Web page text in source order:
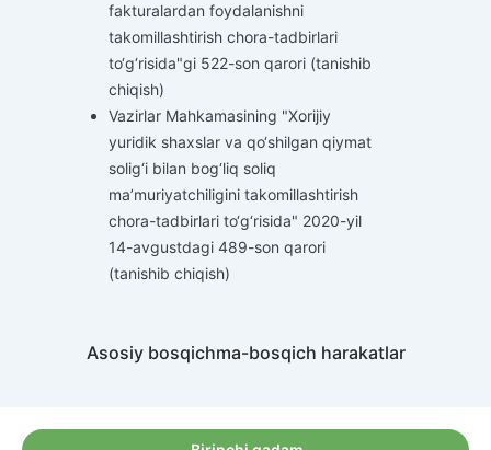
fakturalardan foydalanishni
takomillashtirish chora-tadbirlari
to‘g‘risida"gi 522-son qarori (tanishib
chiqish)
Vazirlar Mahkamasining "Xorijiy
yuridik shaxslar va qo‘shilgan qiymat
solig‘i bilan bog‘liq soliq
ma’muriyatchiligini takomillashtirish
chora-tadbirlari to‘g‘risida" 2020-yil
14-avgustdagi 489-son qarori
(tanishib chiqish)
Asosiy bosqichma-bosqich harakatlar